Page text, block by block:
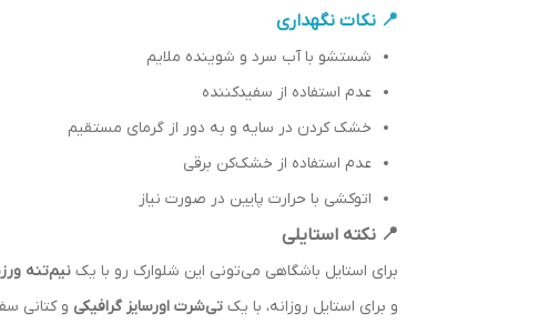
📍 نکات نگهداری
شستشو با آب سرد و شوینده ملایم
عدم استفاده از سفیدکننده
خشک کردن در سایه و به دور از گرمای مستقیم
عدم استفاده از خشک‌کن برقی
اتوکشی با حرارت پایین در صورت نیاز
📍 نکته استایلی
برای استایل باشگاهی می‌تونی این شلوارک رو با یک نیم‌تنه
و برای استایل روزانه، با یک تی‌شرت اورسایز گرافیکی و کتانی